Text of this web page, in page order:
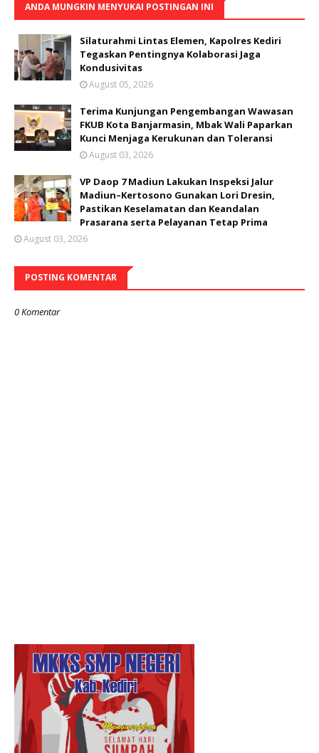
ANDA MUNGKIN MENYUKAI POSTINGAN INI
Silaturahmi Lintas Elemen, Kapolres Kediri
Tegaskan Pentingnya Kolaborasi Jaga
Kondusivitas
August 05, 2026
Terima Kunjungan Pengembangan Wawasan
FKUB Kota Banjarmasin, Mbak Wali Paparkan
Kunci Menjaga Kerukunan dan Toleransi
August 03, 2026
VP Daop 7 Madiun Lakukan Inspeksi Jalur
Madiun–Kertosono Gunakan Lori Dresin,
Pastikan Keselamatan dan Keandalan
Prasarana serta Pelayanan Tetap Prima
August 03, 2026
POSTING KOMENTAR
0 Komentar